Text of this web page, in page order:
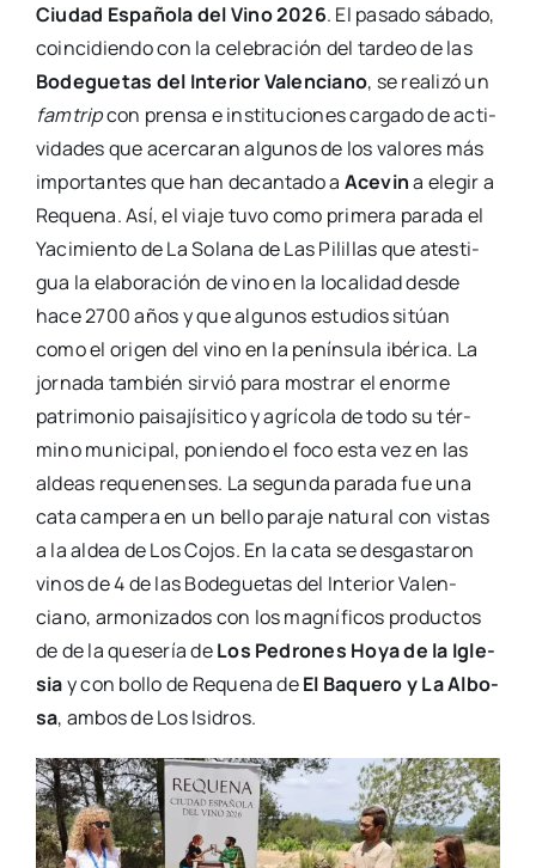
Ciu­dad Espa­ño­la del Vino 2026. El pasa­do sába­do,
coin­ci­dien­do con la cele­bra­ción del tar­deo de las
Bode­gue­tas del Inte­rior Valen­ciano, se reali­zó un
fam­tripcon pren­sa e ins­ti­tu­cio­nes car­ga­do de acti­
vi­da­des que acer­ca­ran algu­nos de los valo­res más
impor­tan­tes que han decan­ta­do a Ace­vina ele­gir a
Reque­na. Así, el via­je tuvo como pri­me­ra para­da el
Yaci­mien­to de La Sola­na de Las Pili­llas que ates­ti­
gua la ela­bo­ra­ción de vino en la loca­li­dad des­de
hace 2700 años y que algu­nos estu­dios sitúan
como el ori­gen del vino en la penín­su­la ibé­ri­ca. La
jor­na­da tam­bién sir­vió para mos­trar el enor­me
patri­mo­nio pai­sa­jí­si­ti­co y agrí­co­la de todo su tér­
mino muni­ci­pal, ponien­do el foco esta vez en las
aldeas reque­nen­ses. La segun­da para­da fue una
cata cam­pe­ra en un bello para­je natu­ral con vis­tas
a la aldea de Los Cojos. En la cata se des­gas­ta­ron
vinos de 4 de las Bode­gue­tas del Inte­rior Valen­
ciano, armo­ni­za­dos con los mag­ní­fi­cos pro­duc­tos
de de la que­se­ría deLos Pedro­nes Hoya de la Igle­
siay con bollo de Reque­na deEl Baque­ro y La Albo­
sa, ambos de Los Isi­dros.